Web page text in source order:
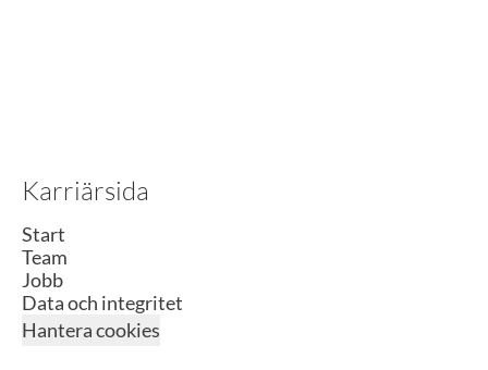
Karriärsida
Start
Team
Jobb
Data och integritet
Hantera cookies